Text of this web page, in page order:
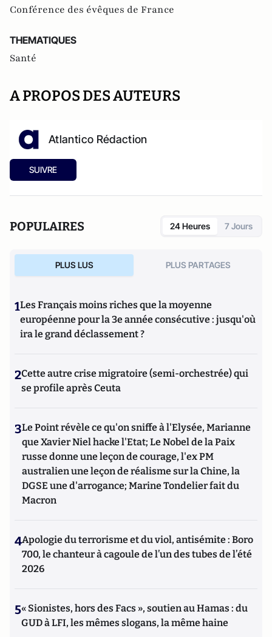
Conférence des évêques de France
THEMATIQUES
Santé
A PROPOS DES AUTEURS
Atlantico Rédaction
SUIVRE
POPULAIRES 24 Heures 7 Jours
PLUS LUS PLUS PARTAGES
1Les Français moins riches que la moyenne
européenne pour la 3e année consécutive : jusqu'où
ira le grand déclassement ?
2Cette autre crise migratoire (semi-orchestrée) qui
se profile après Ceuta
3Le Point révèle ce qu'on sniffe à l'Elysée, Marianne
que Xavier Niel hacke l'Etat; Le Nobel de la Paix
russe donne une leçon de courage, l'ex PM
australien une leçon de réalisme sur la Chine, la
DGSE une d'arrogance; Marine Tondelier fait du
Macron
4Apologie du terrorisme et du viol, antisémite : Boro
700, le chanteur à cagoule de l’un des tubes de l’été
2026
5« Sionistes, hors des Facs », soutien au Hamas : du
GUD à LFI, les mêmes slogans, la même haine